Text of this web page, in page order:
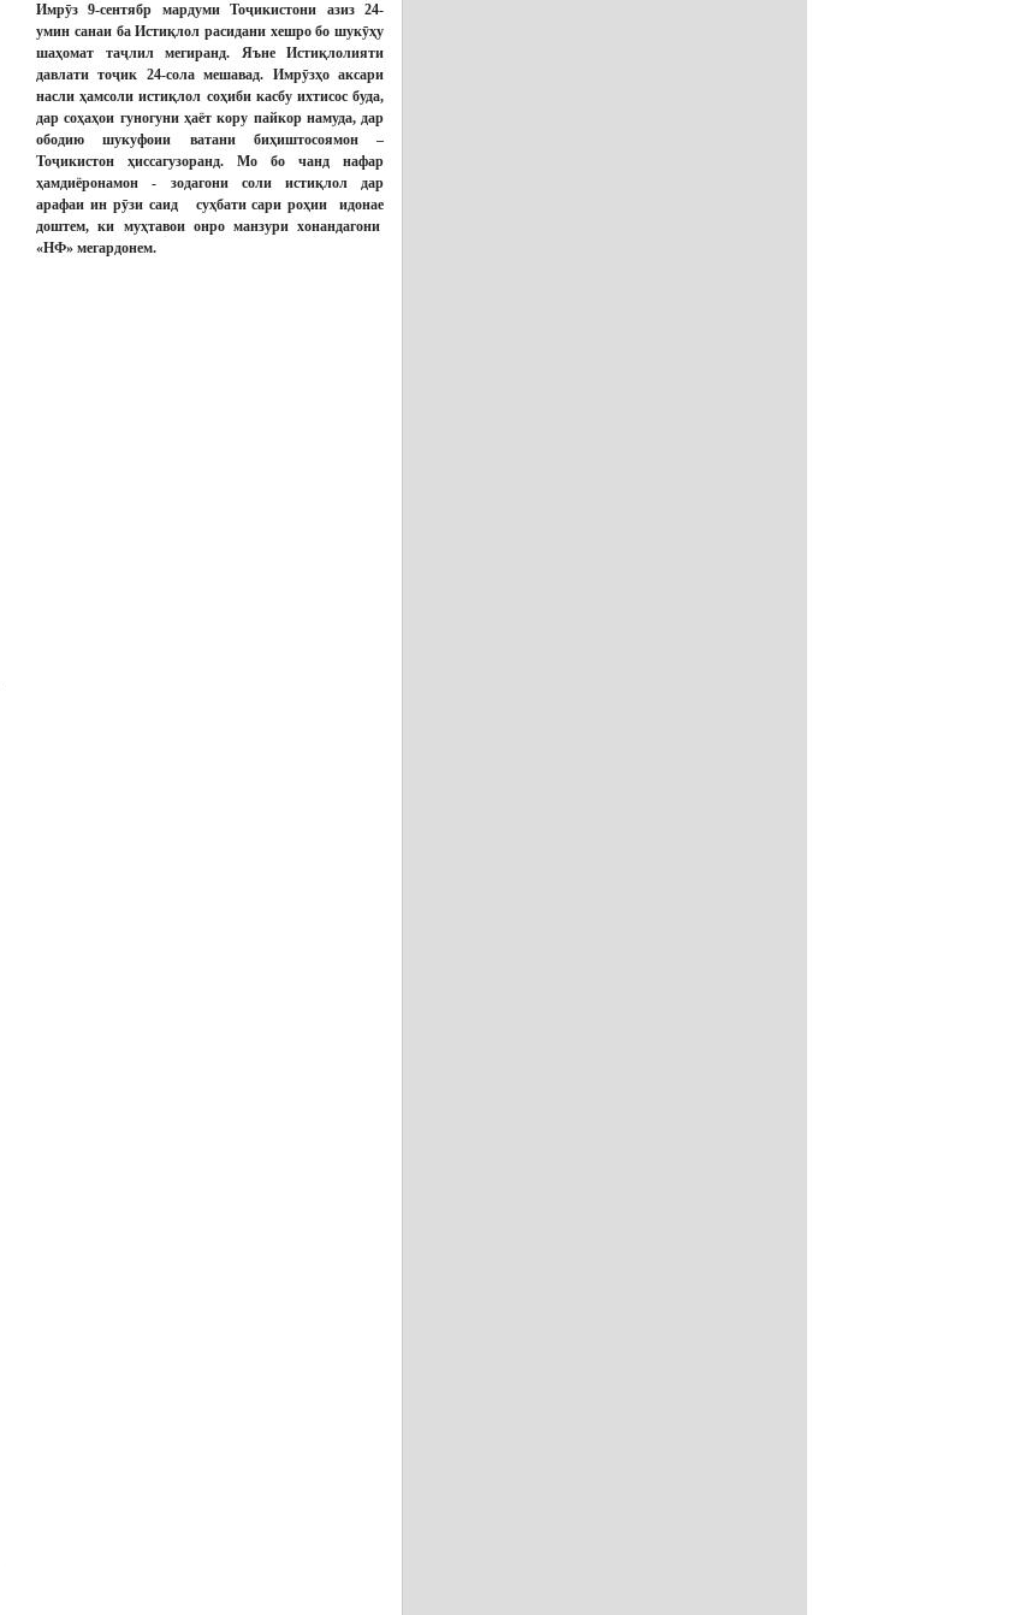
Имрӯз 9-сентябр мардуми Тоҷикистони азиз 24-
умин санаи ба Истиқлол расидани хешро бо шукӯҳу
шаҳомат таҷлил мегиранд. Яъне Истиқлолияти
давлати тоҷик 24-сола мешавад. Имрӯзҳо аксари
насли ҳамсоли истиқлол соҳиби касбу ихтисос буда,
дар соҳаҳои гуногуни ҳаёт кору пайкор намуда, дар
ободию шукуфоии ватани биҳиштосоямон –
Тоҷикистон ҳиссагузоранд. Мо бо чанд нафар
ҳамдиёронамон - зодагони соли истиқлол дар
арафаи ин рӯзи саид суҳбати сари роҳии идонае
доштем, ки муҳтавои онро манзури хонандагони
«НФ» мегардонем.